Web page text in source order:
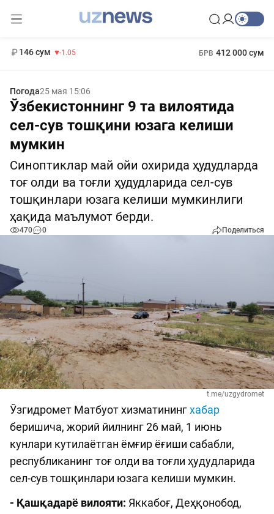
146 сум -1.05 БРВ 412 000 сум
Погода25 мая 15:06
Ўзбекистоннинг 9 та вилоятида
сел-сув тошқини юзага келиши
мумкин
Синоптиклар май ойи охирида ҳудудларда
тоғ олди ва тоғли ҳудудларида сел-сув
тошқинлари юзага келиши мумкинлиги
ҳақида маълумот берди.
470 0 Поделиться
t.me/uzgydromet
Ўзгидромет Матбуот хизматинингхабар
беришича, жорий йилнинг 26 май, 1 июнь
кунлари кутилаётган ёмғир ёғиши сабабли,
республиканинг тоғ олди ва тоғли ҳудудларида
сел-сув тошқинлари юзага келиши мумкин.
- Қашқадарё вилояти: Яккабоғ, Деҳқонобод,